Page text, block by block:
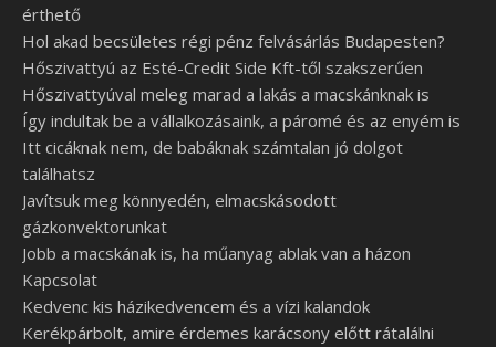
érthető
Hol akad becsületes régi pénz felvásárlás Budapesten?
Hőszivattyú az Esté-Credit Side Kft-től szakszerűen
Hőszivattyúval meleg marad a lakás a macskánknak is
Így indultak be a vállalkozásaink, a páromé és az enyém is
Itt cicáknak nem, de babáknak számtalan jó dolgot
találhatsz
Javítsuk meg könnyedén, elmacskásodott
gázkonvektorunkat
Jobb a macskának is, ha műanyag ablak van a házon
Kapcsolat
Kedvenc kis házikedvencem és a vízi kalandok
Kerékpárbolt, amire érdemes karácsony előtt rátalálni